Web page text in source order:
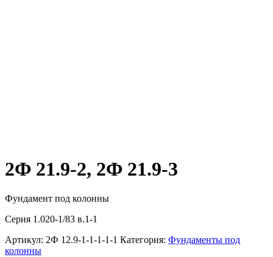
2Ф 21.9-2, 2Ф 21.9-3
Фундамент под колонны
Серия 1.020-1/83 в.1-1
Артикул: 2Ф 12.9-1-1-1-1-1 Категория: Фундаменты под
колонны